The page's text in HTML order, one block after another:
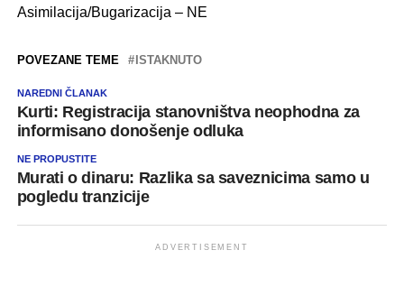
Asimilacija/Bugarizacija – NE
POVEZANE TEME ISTAKNUTO
NAREDNI ČLANAK
Kurti: Registracija stanovništva neophodna za
informisano donošenje odluka
NE PROPUSTITE
Murati o dinaru: Razlika sa saveznicima samo u
pogledu tranzicije
ADVERTISEMENT